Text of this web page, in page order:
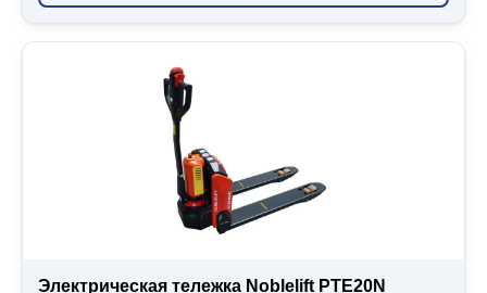
Электрическая тележка Noblelift PTE20N